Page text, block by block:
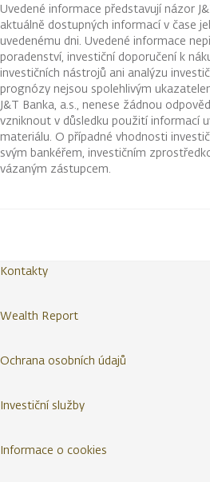
Uvedené informace představují názor
aktuálně dostupných informací v čase
uvedenému dni. Uvedené informace
poradenství, investiční doporučení k
investičních nástrojů ani analýzu
prognózy nejsou spolehlivým
J&T Banka, a.s., nenese žádnou
vzniknout v důsledku použití informací
materiálu. O případné vhodnosti
svým bankéřem, investičním
vázaným zástupcem.
Kontakty
Wealth Report
Ochrana osobních údajů
Investiční služby
Informace o cookies